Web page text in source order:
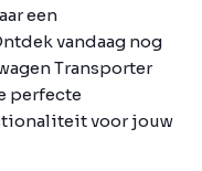
een
vandaag nog
Transporter
perfecte
voor jouw